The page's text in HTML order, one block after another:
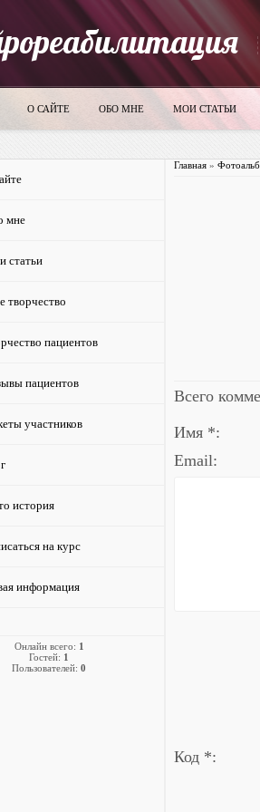
О САЙТЕ ОБО МНЕ МОИ СТАТЬИ
мне
статьи
творчество
пациентов
пациентов
участников
история
на курс
информация
Онлайн всего: 1
Гостей: 1
Пользователей: 0
Главная»
Всего
Имя *:
Email:
Код *: